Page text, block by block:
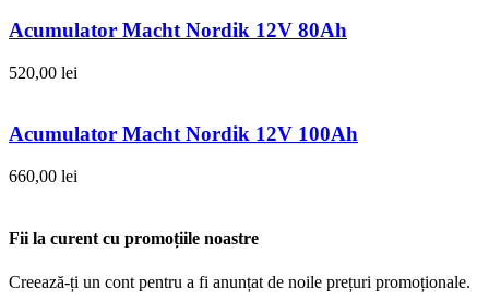
Acumulator Macht Nordik 12V 80Ah
520,00 lei
Acumulator Macht Nordik 12V 100Ah
660,00 lei
Fii la curent cu promoțiile noastre
Creează-ți un cont pentru a fi anunțat de noile prețuri promoționale.